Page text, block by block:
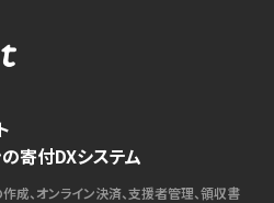
寄付DXシステム
成、オンライン決済、支援者管理、領収書